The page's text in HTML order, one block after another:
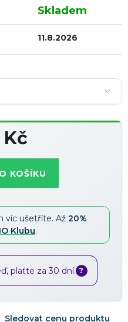
Skladem
11.8.2026
Kč
KOŠÍKU
víc ušetříte. Až 20%
Klubu.
plaťte za 30 dní. ?